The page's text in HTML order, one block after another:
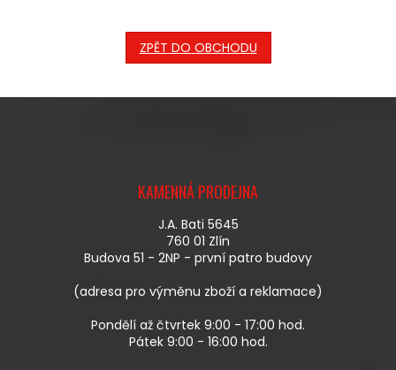
ZPĚT DO OBCHODU
KAMENNÁ PRODEJNA
J.A. Bati 5645
760 01 Zlín
Budova 51 - 2NP - první patro budovy
(adresa pro výměnu zboží a reklamace)
Pondělí až čtvrtek 9:00 - 17:00 hod.
Pátek 9:00 - 16:00 hod.